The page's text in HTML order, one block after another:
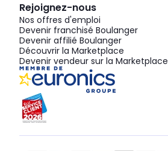
Rejoignez-nous
Nos offres d'emploi
Devenir franchisé Boulanger
Devenir affilié Boulanger
Découvrir la Marketplace
Devenir vendeur sur la Marketplace